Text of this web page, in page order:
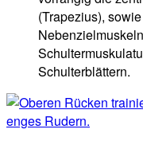
(Trapezius),
Schulterblättern.